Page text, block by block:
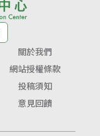
關於我們
網站授權條款
投稿須知
意見回饋